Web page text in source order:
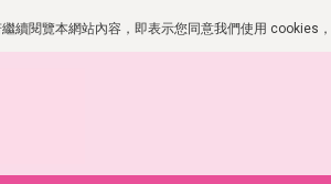
續閱覽本網站內容，即表示您同意我們使用 cookies